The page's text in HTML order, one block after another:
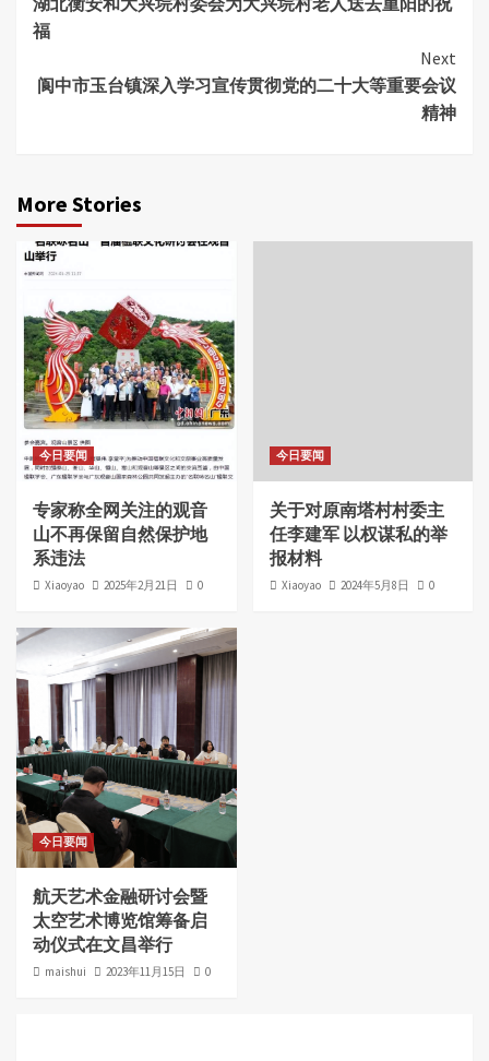
Reading
福
Next
阆中市玉台镇深入学习宣传贯彻党的二十大等重要会议
精神
More Stories
今日要闻
专家称全网关注的观音
山不再保留自然保护地
系违法
Xiaoyao 2025年2月21日 0
今日要闻
关于对原南塔村村委主
任李建军 以权谋私的举
报材料
Xiaoyao 2024年5月8日 0
今日要闻
航天艺术金融研讨会暨
太空艺术博览馆筹备启
动仪式在文昌举行
maishui 2023年11月15日 0